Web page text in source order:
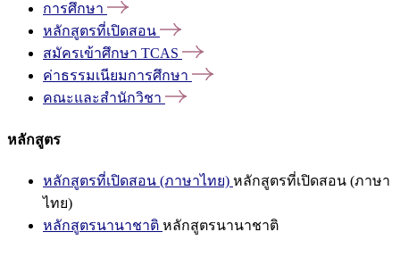
การศึกษา
หลักสูตรที่เปิดสอน
สมัครเข้าศึกษา TCAS
ค่าธรรมเนียมการศึกษา
คณะและสำนักวิชา
หลักสูตร
หลักสูตรที่เปิดสอน (ภาษาไทย) หลักสูตรที่เปิดสอน (ภาษา
ไทย)
หลักสูตรนานาชาติ หลักสูตรนานาชาติ